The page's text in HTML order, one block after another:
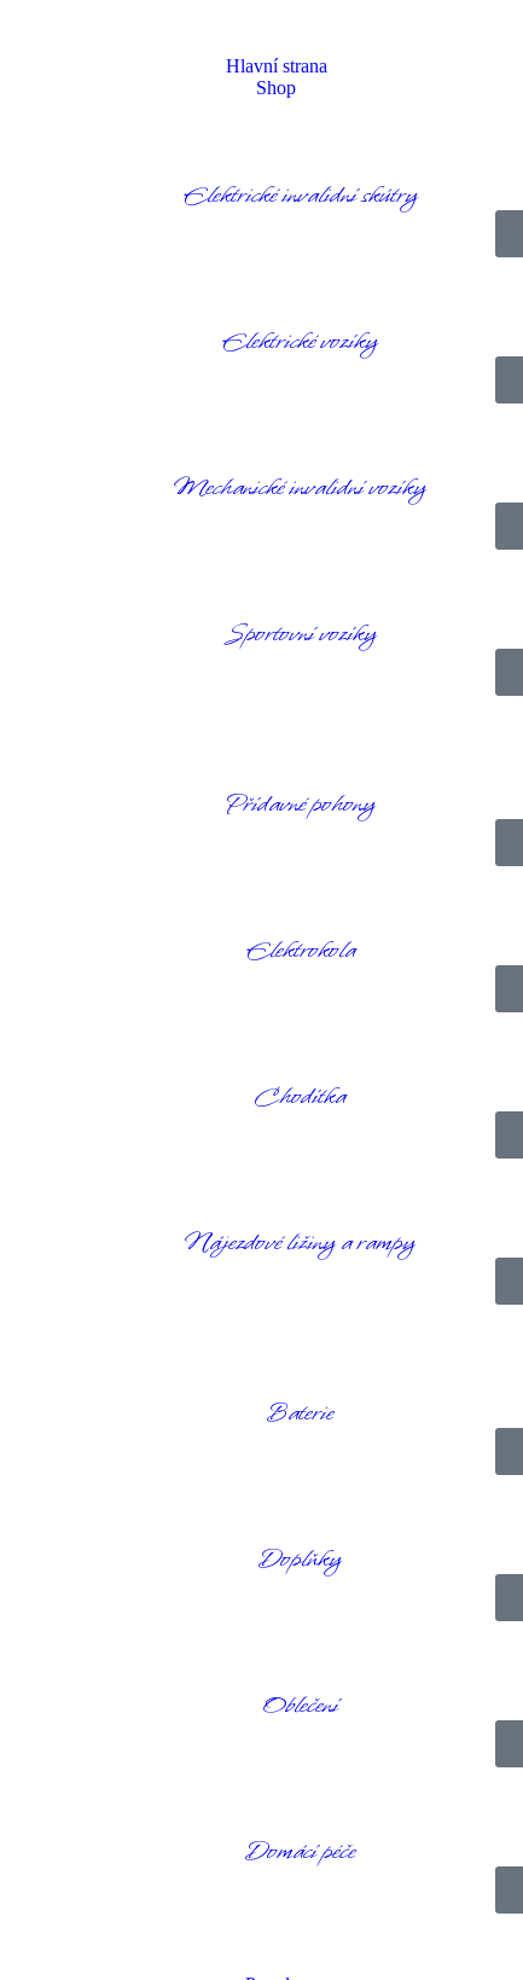
Hlavní strana
Shop
Elektrické invalidní skútry
Elektrické vozíky
Mechanické invalidní vozíky
Sportovní vozíky
Přídavné pohony
Elektrokola
Chodítka
Nájezdové ližiny a rampy
Baterie
Doplňky
Oblečení
Domácí péče
je srdcem každého elektrického vozíku i elektrického skútru.
výrazně ovlivnit. Nízké teploty mohou snížit kapacitu
v zimních měsících
. Díky ní získáváte svobodu pohybu a nezávislost, a proto si
nebo skútr dlouhodobě stát venku ani v nevyhřívané
jednou za dva až tři týdny dobít. Hluboké vybití jí velmi škodí
máte jistotu, že se baterie nabíjí šetrně a bezpečně. Nevhodné
e-shopu najdete širokou nabídku náhradních baterií
váš mechanický invalidní vozík. Životnost baterie u pohonů
poskytuje stabilnější a plynulejší jízdu, což může mít vliv
používáte.
jiná než u klasických olověných akumulátorů. ReLion baterie
je opět skladovat je v suchu a v prostředí bez mrazu.
přesto je lepší nenechávat je dlouhodobě zcela vybité.
olověné baterie, a proto jsou skvělou investicí pro ty, kdo svůj
dobíjet a chránit před extrémními teplotami.
na jedno nabití výrazně kratší dobu nebo se baterie při
ji úplně vybít, pravidelně ji dobíjet a používat správné
obchodu, na procházku nebo za rodinou.
parťáka na každý den.